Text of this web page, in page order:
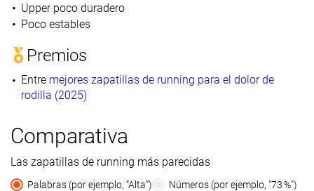
Upper poco duradero
Poco estables
Premios
Entre mejores zapatillas de running para el dolor de
rodilla (2025)
Comparativa
Las zapatillas de running más parecidas
Palabras (por ejemplo, “Alta”) Números (por ejemplo, "73 %")